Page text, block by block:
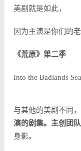
美剧就是如此，
因为主演是你们的
《荒原》第二季
Into the Badlands
与其他的美剧不同，
演的剧集。主创团
身影。